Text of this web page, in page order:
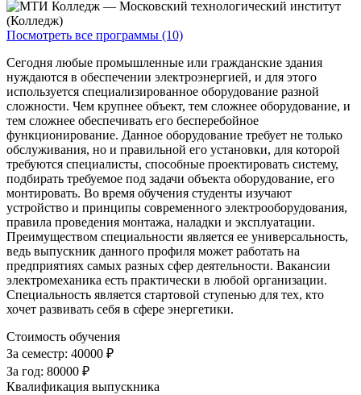
Посмотреть все программы (10)
Сегодня любые промышленные или гражданские здания
нуждаются в обеспечении электроэнергией, и для этого
используется специализированное оборудование разной
сложности. Чем крупнее объект, тем сложнее оборудование, и
тем сложнее обеспечивать его бесперебойное
функционирование. Данное оборудование требует не только
обслуживания, но и правильной его установки, для которой
требуются специалисты, способные проектировать систему,
подбирать требуемое под задачи объекта оборудование, его
монтировать. Во время обучения студенты изучают
устройство и принципы современного электрооборудования,
правила проведения монтажа, наладки и эксплуатации.
Преимуществом специальности является ее универсальность,
ведь выпускник данного профиля может работать на
предприятиях самых разных сфер деятельности. Вакансии
электромеханика есть практически в любой организации.
Специальность является стартовой ступенью для тех, кто
хочет развивать себя в сфере энергетики.
Стоимость обучения
За семестр: 40000 ₽
За год: 80000 ₽
Квалификация выпускника